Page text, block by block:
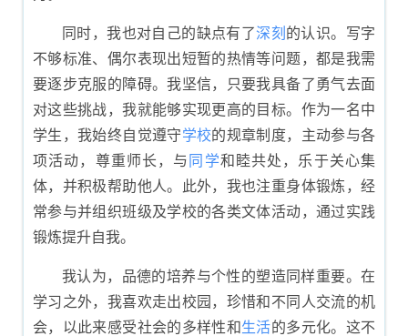
同时，我也对自己的缺点有了深刻 的认识。写字
不够标准、偶尔表现出短暂的热情等问题，都是我需
要逐步克服的障碍。我坚信，只要我具备了勇气去面
对这些挑战，我就能够实现更高的目标。作为一名中
学生，我始终自觉遵守学校的规章制度，主动参与各
项活动，尊重师长，与 同学和睦共处，乐于关心集
体，并积极帮助他人。此外，我也注重身体锻炼，经
常参与并组织班级及学校的各类文体活动，通过实践
锻炼提升自我。
我认为，品德的培养与个性的塑造同样重要。在
学习之外，我喜欢走出校园，珍惜和不同人交流的机
会，以此来感受社会的多样性和生活的多元化。这不